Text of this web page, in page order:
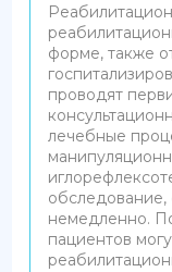
форме, также
проводят
лечебные
немедленно.
пациентов